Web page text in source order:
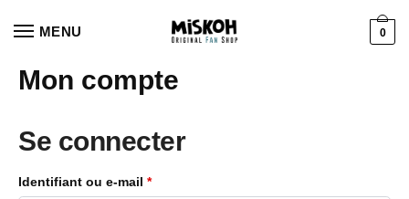
navigation
MENU 0
Mon compte
Se connecter
Identifiant ou e-mail *Obligatoire